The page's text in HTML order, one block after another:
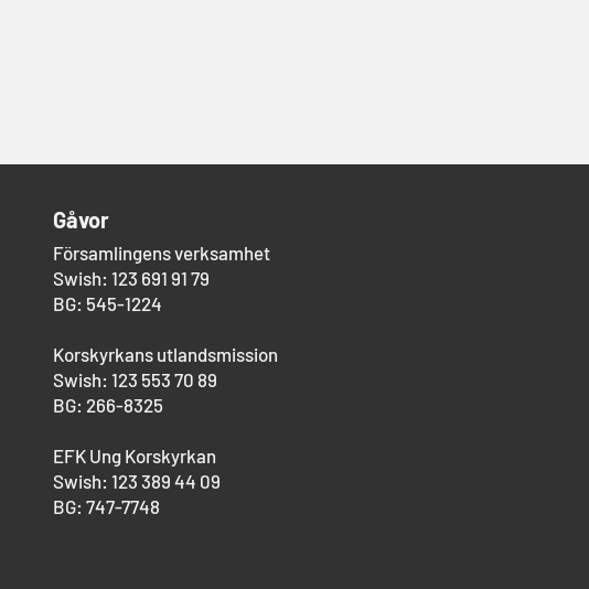
Gåvor
Församlingens verksamhet
Swish: 123 691 91 79
BG: 545-1224
Korskyrkans utlandsmission
Swish: 123 553 70 89
BG: 266-8325
EFK Ung Korskyrkan
Swish: 123 389 44 09
BG: 747-7748